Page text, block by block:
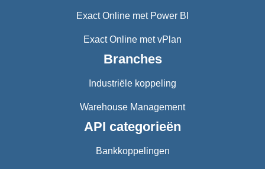
Exact Online met Power BI
Exact Online met vPlan
Branches
Industriële koppeling
Warehouse Management
API categorieën
Bankkoppelingen